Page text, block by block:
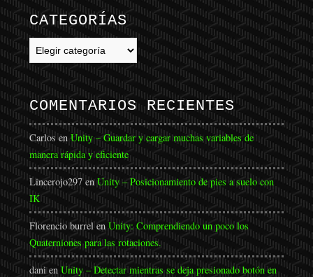
CATEGORÍAS
Categorías
COMENTARIOS RECIENTES
CarlosenUnity – Guardar y cargar muchas variables de
manera rápida y eficiente
Lincerojo297enUnity – Posicionamiento de pies a suelo con
IK
Florencio burrelenUnity: Comprendiendo un poco los
Quaterniones para las rotaciones.
dani enUnity – Detectar mientras se deja presionado botón en